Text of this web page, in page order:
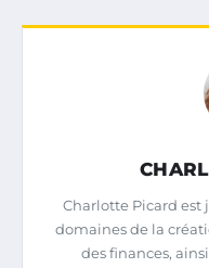
Charlotte Picard est
domaines de la
des finances,